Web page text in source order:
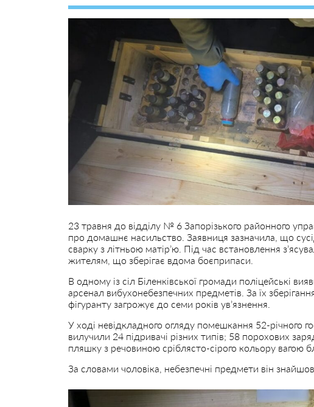
23 травня до відділу № 6 Запорізького районного
про домашнє насильство. Заявниця зазначила, що
сварку з літньою матір’ю. Під час встановлення
жителям, що зберігає вдома боєприпаси.
В одному із сіл Біленківської громади поліцейські
арсенал вибухонебезпечних предметів. За їх
фігуранту загрожує до семи років ув’язнення.
У ході невідкладного огляду помешкання 52-річного
вилучили 24 підривачі різних типів; 58 порохових
пляшку з речовиною сріблясто-сірого кольору вагою
За словами чоловіка, небезпечні предмети він знайшов.